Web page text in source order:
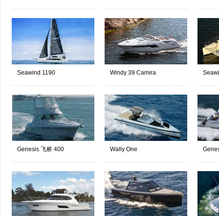
Seawind 1190 Windy 39 Camira
Genesis 飞桥 400 Wally One